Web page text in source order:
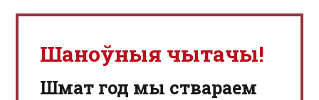
Шаноўныя чытачы!
Шмат год мы ствараем